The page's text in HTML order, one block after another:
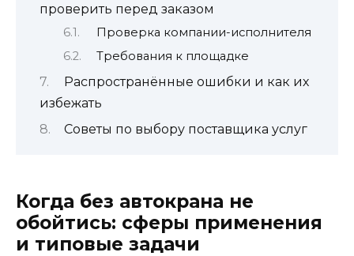
проверить перед заказом
Проверка компании-исполнителя
Требования к площадке
Распространённые ошибки и как их
избежать
Советы по выбору поставщика услуг
Когда без автокрана не
обойтись: сферы применения
и типовые задачи